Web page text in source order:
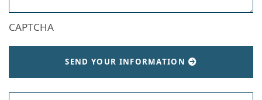
CAPTCHA
SEND YOUR INFORMATION